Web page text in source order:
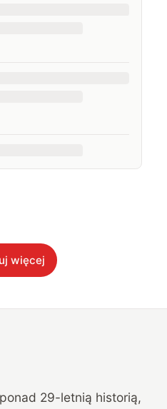
więcej
29-letnią historią,